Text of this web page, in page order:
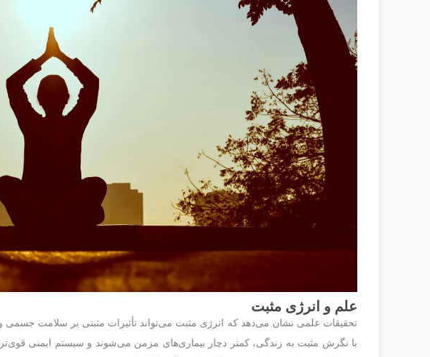
علم و انرژی مثبت
تحقیقات علمی نشان می‌دهد که انرژی مثبت می‌تواند تأثیرات مثبتی بر سلامت جسمی و
با نگرش مثبت به زندگی، کمتر دچار بیماری‌های مزمن می‌شوند و سیستم ایمنی